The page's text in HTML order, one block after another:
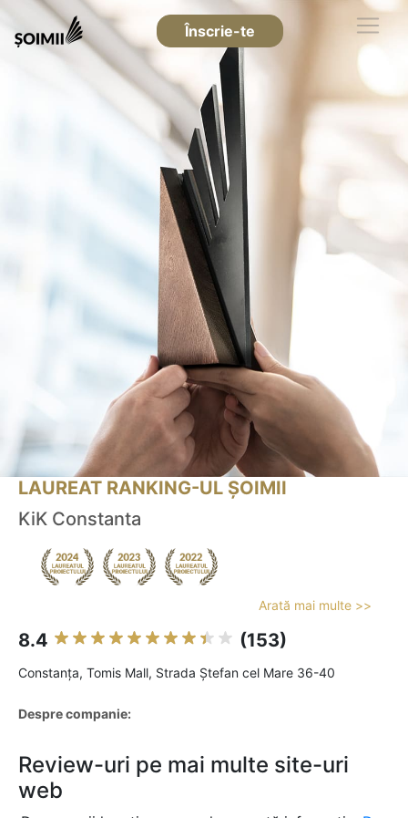
Înscrie-te
LAUREAT RANKING-UL ȘOIMII
KiK Constanta
Arată mai multe >>
8.4 (153)
Constanţa, Tomis Mall, Strada Ștefan cel Mare 36-40
Despre companie:
Review-uri pe mai multe site-uri
web